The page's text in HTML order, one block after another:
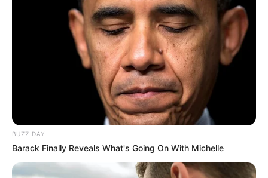
BUZZ DAY
Barack Finally Reveals What's Going On With Michelle